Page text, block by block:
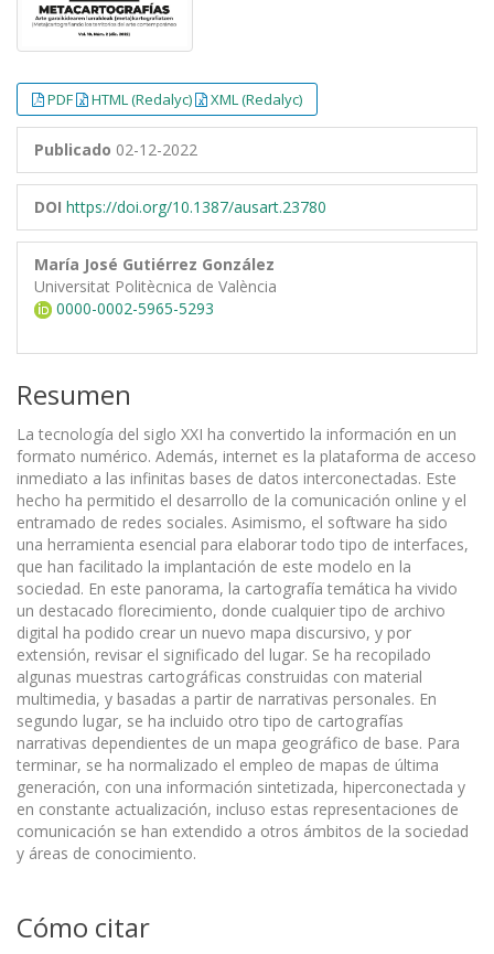
PDF HTML (Redalyc) XML (Redalyc)
Publicado 02-12-2022
DOI https://doi.org/10.1387/ausart.23780
María José Gutiérrez González
Universitat Politècnica de València
0000-0002-5965-5293
Resumen
La tecnología del siglo XXI ha convertido la información en un
formato numérico. Además, internet es la plataforma de acceso
inmediato a las infinitas bases de datos interconectadas. Este
hecho ha permitido el desarrollo de la comunicación online y el
entramado de redes sociales. Asimismo, el software ha sido
una herramienta esencial para elaborar todo tipo de interfaces,
que han facilitado la implantación de este modelo en la
sociedad. En este panorama, la cartografía temática ha vivido
un destacado florecimiento, donde cualquier tipo de archivo
digital ha podido crear un nuevo mapa discursivo, y por
extensión, revisar el significado del lugar. Se ha recopilado
algunas muestras cartográficas construidas con material
multimedia, y basadas a partir de narrativas personales. En
segundo lugar, se ha incluido otro tipo de cartografías
narrativas dependientes de un mapa geográfico de base. Para
terminar, se ha normalizado el empleo de mapas de última
generación, con una información sintetizada, hiperconectada y
en constante actualización, incluso estas representaciones de
comunicación se han extendido a otros ámbitos de la sociedad
y áreas de conocimiento.
Cómo citar